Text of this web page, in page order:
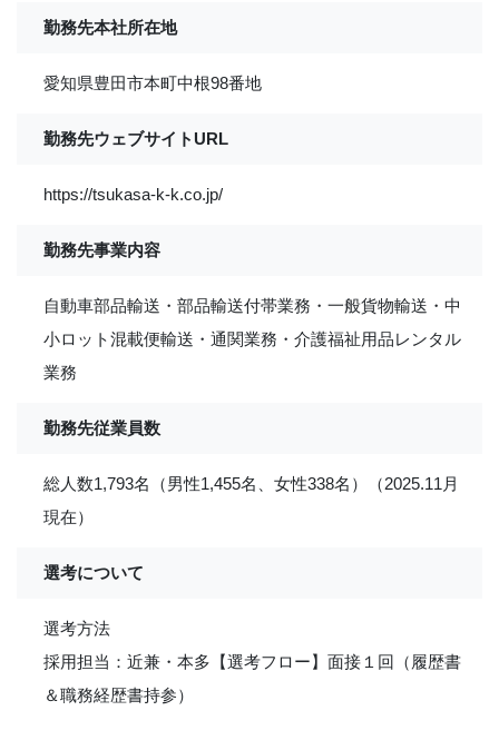
勤務先本社所在地
愛知県豊田市本町中根98番地
勤務先ウェブサイトURL
https://tsukasa-k-k.co.jp/
勤務先事業内容
自動車部品輸送・部品輸送付帯業務・一般貨物輸送・中
小ロット混載便輸送・通関業務・介護福祉用品レンタル
業務
勤務先従業員数
総人数1,793名（男性1,455名、女性338名）（2025.11月
現在）
選考について
選考方法
採用担当：近兼・本多【選考フロー】面接１回（履歴書
＆職務経歴書持参）